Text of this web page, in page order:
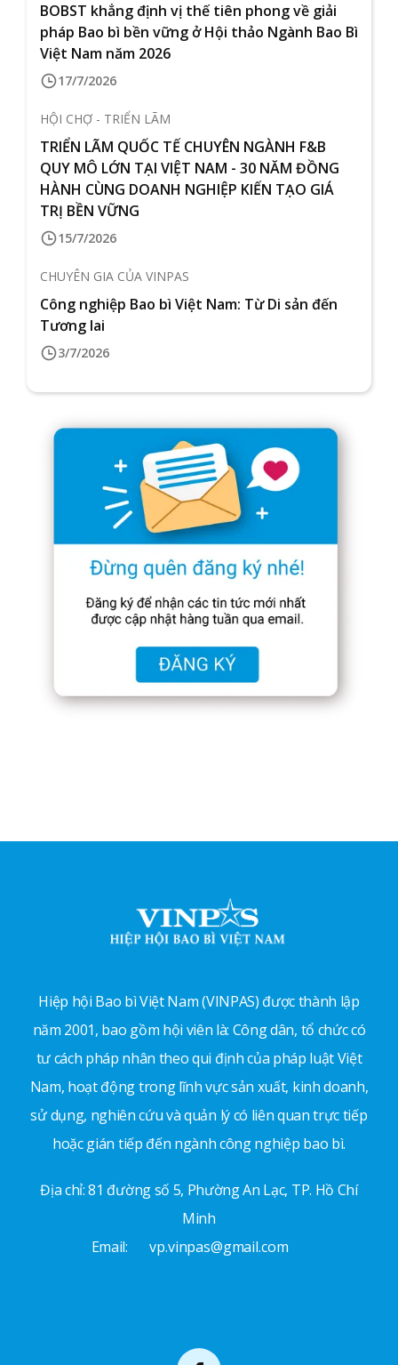
BOBST khẳng định vị thế tiên phong về giải
pháp Bao bì bền vững ở Hội thảo Ngành Bao Bì
Việt Nam năm 2026
17/7/2026
HỘI CHỢ - TRIỂN LÃM
TRIỂN LÃM QUỐC TẾ CHUYÊN NGÀNH F&B
QUY MÔ LỚN TẠI VIỆT NAM - 30 NĂM ĐỒNG
HÀNH CÙNG DOANH NGHIỆP KIẾN TẠO GIÁ
TRỊ BỀN VỮNG
15/7/2026
CHUYÊN GIA CỦA VINPAS
Công nghiệp Bao bì Việt Nam: Từ Di sản đến
Tương lai
3/7/2026
Hiệp hội Bao bì Việt Nam (VINPAS) được thành lập
năm 2001, bao gồm hội viên là: Công dân, tổ chức có
tư cách pháp nhân theo qui định của pháp luật Việt
Nam, hoạt động trong lĩnh vực sản xuất, kinh doanh,
sử dụng, nghiên cứu và quản lý có liên quan trực tiếp
hoặc gián tiếp đến ngành công nghiệp bao bì.
Địa chỉ: 81 đường số 5, Phường An Lạc, TP. Hồ Chí
Minh
Email:
vp.vinpas@gmail.com